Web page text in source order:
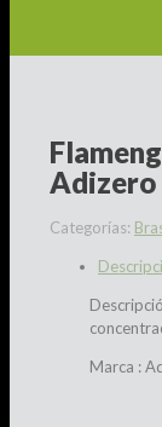
Adizero
Categorías:
Marca :